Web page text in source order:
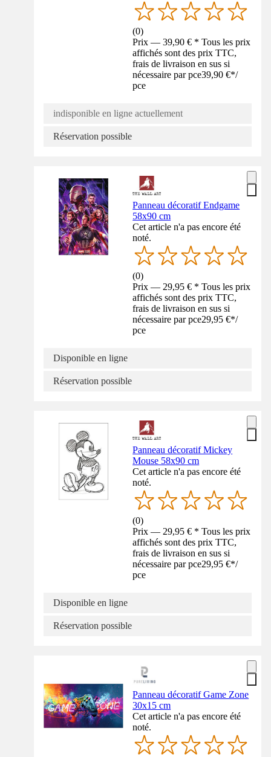
(0)
Prix — 39,90 € * Tous les prix
affichés sont des prix TTC,
frais de livraison en sus si
nécessaire par pce39,90 €*/
pce
indisponible en ligne actuellement
Réservation possible
Panneau décoratif Endgame
58x90 cm
Cet article n'a pas encore été
noté.
(0)
Prix — 29,95 € * Tous les prix
affichés sont des prix TTC,
frais de livraison en sus si
nécessaire par pce29,95 €*/
pce
Disponible en ligne
Réservation possible
Panneau décoratif Mickey
Mouse 58x90 cm
Cet article n'a pas encore été
noté.
(0)
Prix — 29,95 € * Tous les prix
affichés sont des prix TTC,
frais de livraison en sus si
nécessaire par pce29,95 €*/
pce
Disponible en ligne
Réservation possible
Panneau décoratif Game Zone
30x15 cm
Cet article n'a pas encore été
noté.